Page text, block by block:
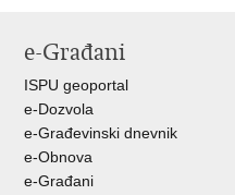
FacebookuTwitteru
e-Građani
ISPU geoportal
e-Dozvola
e-Građevinski dnevnik
e-Obnova
e-Građani